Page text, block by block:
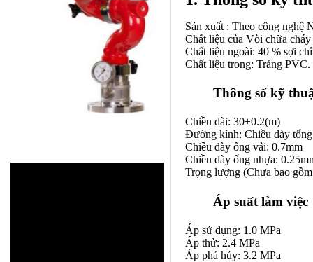
Sản xuất : Theo công nghệ
Chất liệu của Vòi chữa cháy
Chất liệu ngoài: 40 % sợi
Chất liệu trong: Tráng PVC.
Thông số kỹ
Chiều dài: 30±0.2(m)
Đường kính: Chiều dày
Chiều dày ống vải: 0.7mm
Chiều dày ống nhựa:
Trọng lượng (Chưa bao
Áp suất làm việc
Áp sử dụng: 1.0 MPa
Áp thử: 2.4 MPa
Áp phá hủy: 3.2 MPa